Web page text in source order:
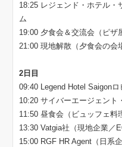
18:25 レジェンド・ホテル・
ム
19:00 夕食会＆交流会（ピザ
21:00 現地解散（夕食会の会
2日目
09:40 Legend Hotel Saigonロ
10:20 サイバーエージェント
11:50 昼食会（ビュッフェ料
13:30 Vatgia社（現地企業／
15:00 RGF HR Agent（日系